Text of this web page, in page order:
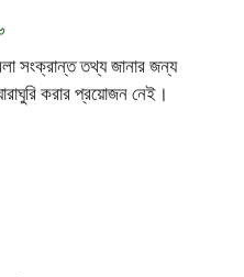
সংক্রান্ত তথ্য জানার জন্য
করার প্রয়োজন নেই।